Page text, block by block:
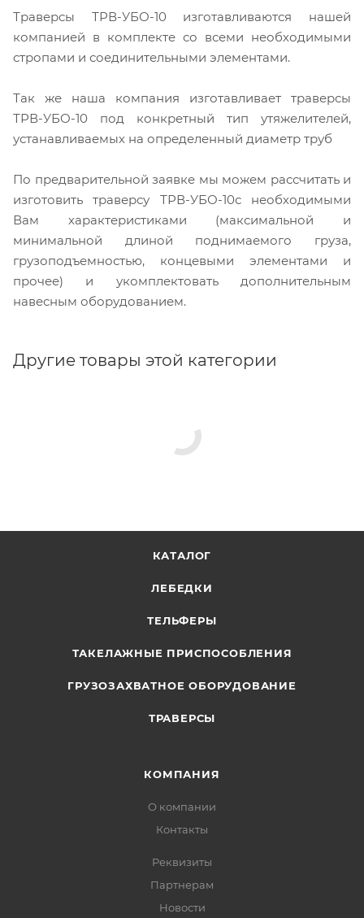
Траверсы ТРВ-УБО-10 изготавливаются нашей
компанией в комплекте со всеми необходимыми
стропами и соединительными элементами.
Так же наша компания изготавливает траверсы
ТРВ-УБО-10 под конкретный тип утяжелителей,
устанавливаемых на определенный диаметр труб
По предварительной заявке мы можем рассчитать и
изготовить траверсу ТРВ-УБО-10с необходимыми
Вам характеристиками (максимальной и
минимальной длиной поднимаемого груза,
грузоподъемностью, концевыми элементами и
прочее) и укомплектовать дополнительным
навесным оборудованием.
Другие товары этой категории
КАТАЛОГ
ЛЕБЕДКИ
ТЕЛЬФЕРЫ
ТАКЕЛАЖНЫЕ ПРИСПОСОБЛЕНИЯ
ГРУЗОЗАХВАТНОЕ ОБОРУДОВАНИЕ
ТРАВЕРСЫ
КОМПАНИЯ
О компании
Контакты
Реквизиты
Партнерам
Новости